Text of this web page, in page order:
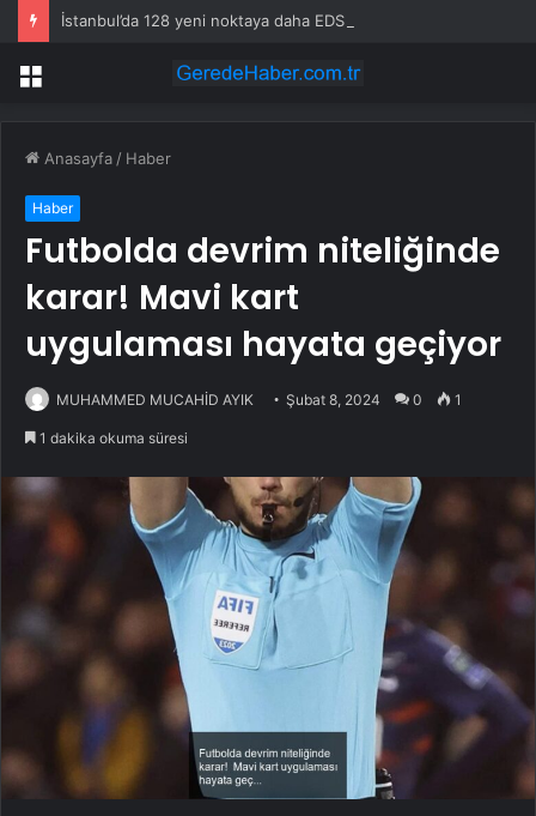
İstanbul’da 128 yeni noktaya daha EDS geliyor
Menü
Anasayfa / Haber
Haber
Futbolda devrim niteliğinde
karar! Mavi kart
uygulaması hayata geçiyor
MUHAMMED MUCAHİD AYIK Şubat 8, 2024 0 1
1 dakika okuma süresi